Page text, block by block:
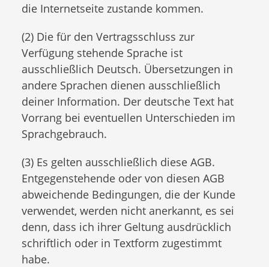
die Internetseite zustande kommen.
(2) Die für den Vertragsschluss zur
Verfügung stehende Sprache ist
ausschließlich Deutsch. Übersetzungen in
andere Sprachen dienen ausschließlich
deiner Information. Der deutsche Text hat
Vorrang bei eventuellen Unterschieden im
Sprachgebrauch.
(3) Es gelten ausschließlich diese AGB.
Entgegenstehende oder von diesen AGB
abweichende Bedingungen, die der Kunde
verwendet, werden nicht anerkannt, es sei
denn, dass ich ihrer Geltung ausdrücklich
schriftlich oder in Textform zugestimmt
habe.